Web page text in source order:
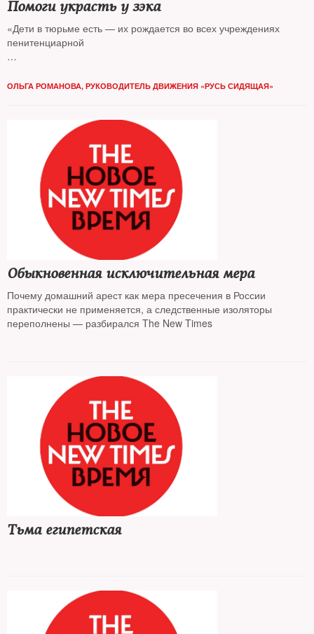
Помоги украсть у зэка
«Дети в тюрьме есть — их рождается во всех учреждениях
пенитенциарной
пеленками,
ОЛЬГА РОМАНОВА, РУКОВОДИТЕЛЬ ДВИЖЕНИЯ «РУСЬ СИДЯЩАЯ»
Обыкновенная исключительная мера
Почему домашний арест как мера пресечения в России
практически не применяется, а следственные изоляторы
переполнены — разбирался The New Times
Тьма египетская